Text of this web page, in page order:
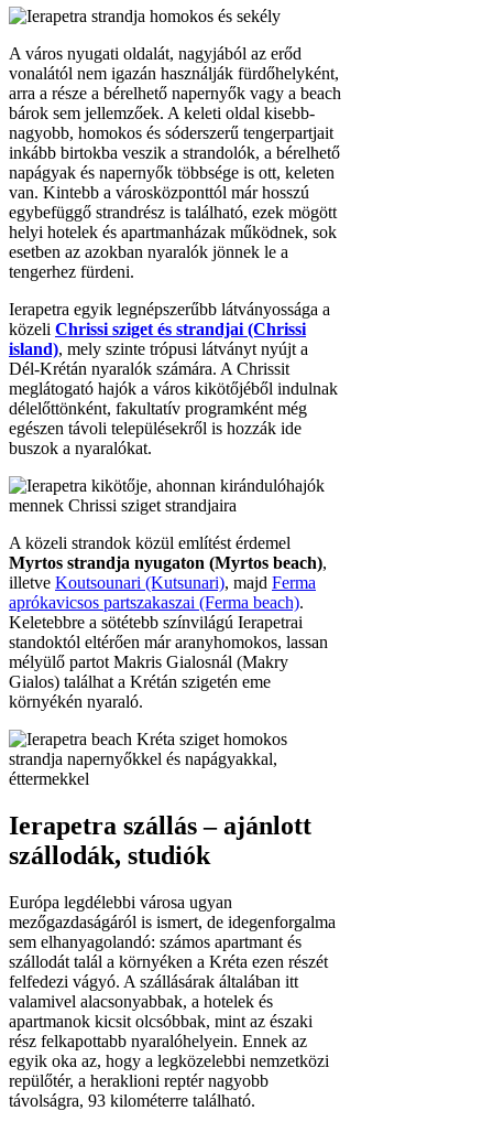
A város nyugati oldalát, nagyjából az erőd
vonalától nem igazán használják fürdőhelyként,
arra a része a bérelhető napernyők vagy a beach
bárok sem jellemzőek. A keleti oldal kisebb-
nagyobb, homokos és sóderszerű tengerpartjait
inkább birtokba veszik a strandolók, a bérelhető
napágyak és napernyők többsége is ott, keleten
van. Kintebb a városközponttól már hosszú
egybefüggő strandrész is található, ezek mögött
helyi hotelek és apartmanházak működnek, sok
esetben az azokban nyaralók jönnek le a
tengerhez fürdeni.
Ierapetra egyik legnépszerűbb látványossága a
közeli Chrissi sziget és strandjai (Chrissi
island), mely szinte trópusi látványt nyújt a
Dél-Krétán nyaralók számára. A Chrissit
meglátogató hajók a város kikötőjéből indulnak
délelőttönként, fakultatív programként még
egészen távoli településekről is hozzák ide
buszok a nyaralókat.
A közeli strandok közül említést érdemel
Myrtos strandja nyugaton (Myrtos beach),
illetve Koutsounari (Kutsunari), majd Ferma
aprókavicsos partszakaszai (Ferma beach).
Keletebbre a sötétebb színvilágú Ierapetrai
standoktól eltérően már aranyhomokos, lassan
mélyülő partot Makris Gialosnál (Makry
Gialos) találhat a Krétán szigetén eme
környékén nyaraló.
Ierapetra szállás – ajánlott
szállodák, studiók
Európa legdélebbi városa ugyan
mezőgazdaságáról is ismert, de idegenforgalma
sem elhanyagolandó: számos apartmant és
szállodát talál a környéken a Kréta ezen részét
felfedezi vágyó. A szállásárak általában itt
valamivel alacsonyabbak, a hotelek és
apartmanok kicsit olcsóbbak, mint az északi
rész felkapottabb nyaralóhelyein. Ennek az
egyik oka az, hogy a legközelebbi nemzetközi
repülőtér, a heraklioni reptér nagyobb
távolságra, 93 kilométerre található.